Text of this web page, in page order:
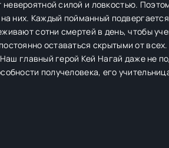
силой и ловкостью.
них. Каждый пойманный
сотни смертей в день, чтобы
оставаться скрытыми от
главный герой Кей Нагай даже не
получеловека, его